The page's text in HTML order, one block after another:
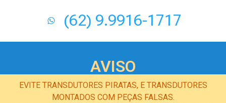
(62) 9.9916-1717
AVISO
EVITE TRANSDUTORES PIRATAS, E TRANSDUTORES
MONTADOS COM PEÇAS FALSAS.